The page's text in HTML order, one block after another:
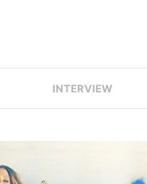
INTERVIEW